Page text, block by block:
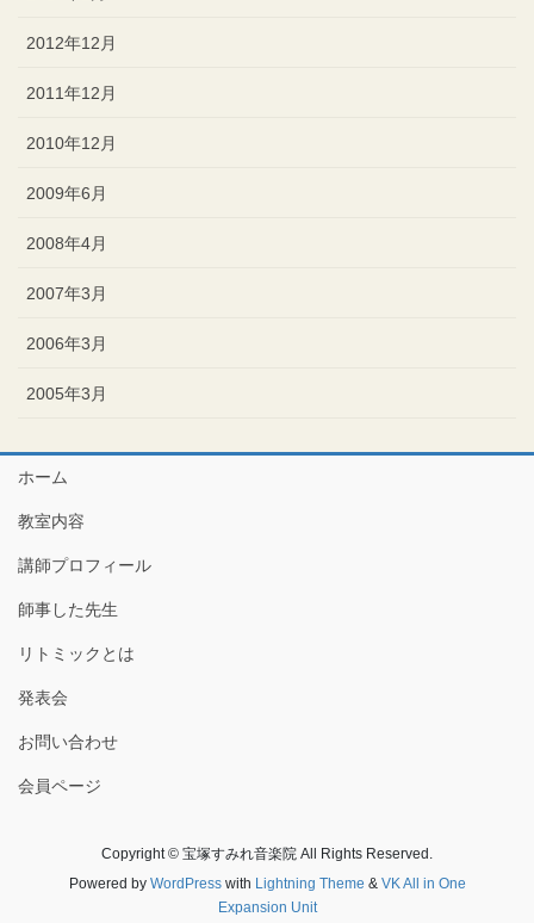
2012年12月
2011年12月
2010年12月
2009年6月
2008年4月
2007年3月
2006年3月
2005年3月
ホーム
教室内容
講師プロフィール
師事した先生
リトミックとは
発表会
お問い合わせ
会員ページ
Copyright © 宝塚すみれ音楽院 All Rights Reserved.
Powered by WordPresswith Lightning Theme & VK All in One
Expansion Unit